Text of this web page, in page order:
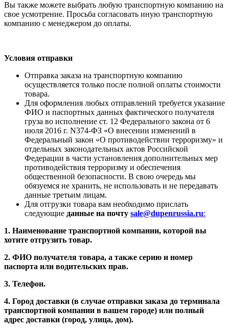
Вы также можете выбрать любую транспортную компанию на
свое усмотрение. Просьба согласовать иную транспортную
компанию с менеджером до оплаты.
Условия отправки
Отправка заказа на транспортную компанию
осуществляется только после полной оплаты стоимости
товара.
Для оформления любых отправлений требуется указание
ФИО и паспортных данных фактического получателя
груза во исполнение ст. 12 Федерального закона от 6
июля 2016 г. N374-ФЗ «О внесении изменений в
Федеральный закон «О противодействии терроризму» и
отдельных законодательных актов Российской
Федерации в части установления дополнительных мер
противодействия терроризму и обеспечения
общественной безопасности. В свою очередь мы
обязуемся не хранить, не использовать и не передавать
данные третьим лицам.
Для отгрузки товара вам необходимо прислать
следующие данные на почту sale@dupenrussia.ru:
1. Наименование транспортной компании, которой вы
хотите отгрузить товар.
2. ФИО получателя товара, а также серию и номер
паспорта или водительских прав.
3. Телефон.
4. Город доставки (в случае отправки заказа до терминала
транспортной компании в вашем городе) или полный
адрес доставки (город, улица, дом).